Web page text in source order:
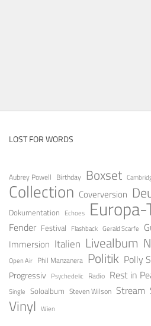
LOST FOR WORDS
Aubrey Powell Birthday Boxset
Collection Coverversion
Dokumentation Echoes Europa-
Fender Festival Flashback Gerald Scarfe
Immersion Italien Livealbum
Open Air Phil Manzanera Politik Polly
Progressiv Psychedelic Radio Rest in
Single Soloalbum Steven Wilson Stream
Vinyl Wien